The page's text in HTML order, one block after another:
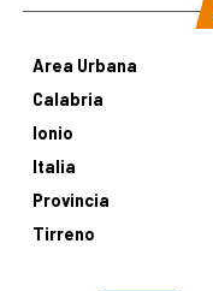
Area Urbana
Calabria
Ionio
Italia
Provincia
Tirreno